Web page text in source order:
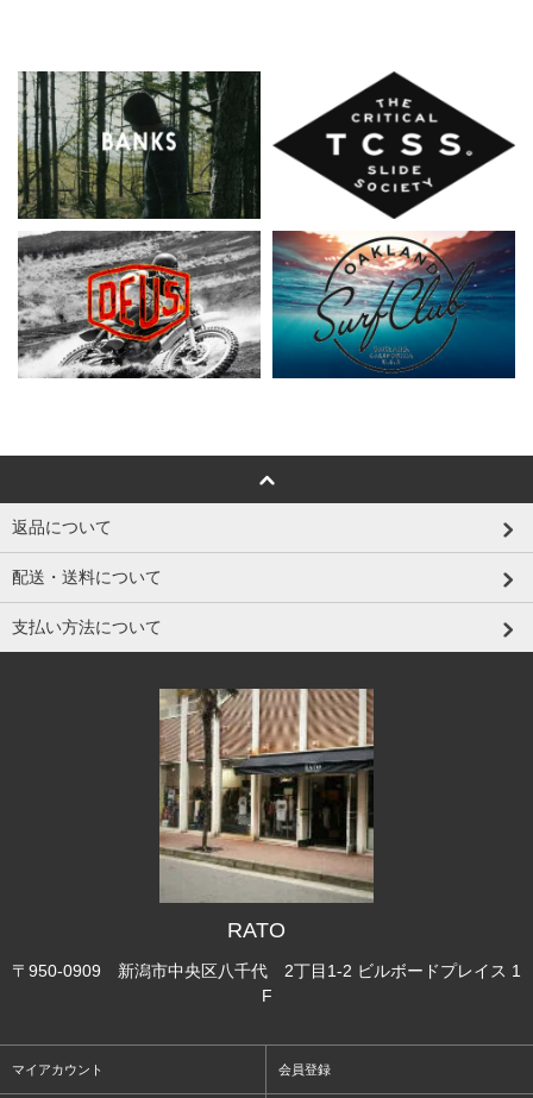
返品について
配送・送料について
支払い方法について
RATO
〒950-0909 新潟市中央区八千代 2丁目1-2 ビルボードプレイス 1
F
マイアカウント 会員登録